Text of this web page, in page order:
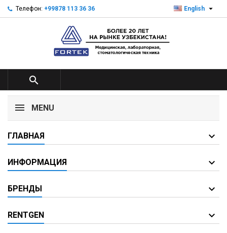
Телефон: +99878 113 36 36 English 

MENU
ГЛАВНАЯ
ИНФОРМАЦИЯ
БРЕНДЫ
RENTGEN